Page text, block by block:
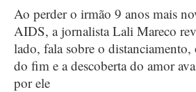
Ao perder o irmão 9 anos mais
AIDS, a jornalista Lali Mareco
lado, fala sobre o
do fim e a descoberta do amor
por ele